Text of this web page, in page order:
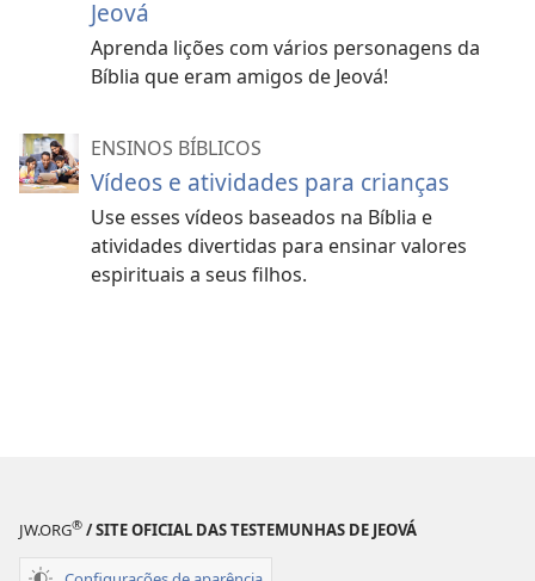
Jeová
Aprenda lições com vários personagens da
Bíblia que eram amigos de Jeová!
ENSINOS BÍBLICOS
Vídeos e atividades para crianças
Use esses vídeos baseados na Bíblia e
atividades divertidas para ensinar valores
espirituais a seus filhos.
JW.ORG® / SITE OFICIAL DAS TESTEMUNHAS DE JEOVÁ